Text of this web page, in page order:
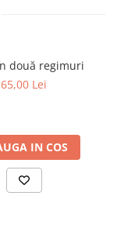
două regimuri
65,00 Lei
IN COS